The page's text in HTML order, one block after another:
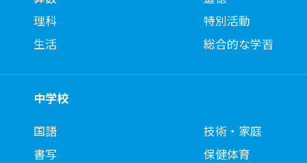
理科
生活
特別活動
総合的な学習
中学校
国語
書写
技術・家庭
保健体育